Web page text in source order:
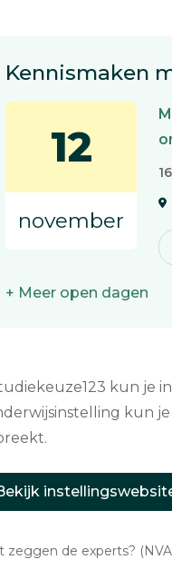
Kennismaken
12
november
+ Meer open dagen
kun je
kun
zeggen de experts?